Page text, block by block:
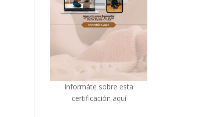
Informáte sobre esta
certificación aquí